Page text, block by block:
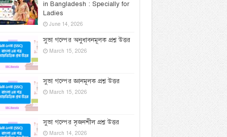
in Bangladesh : Specially for
Ladies
June 14, 2026
সুভা গল্পের অনুধাবনমূলক প্রশ্ন উত্তর
March 15, 2026
সুভা গল্পের জ্ঞানমূলক প্রশ্ন উত্তর
March 15, 2026
সুভা গল্পের সৃজনশীল প্রশ্ন উত্তর
March 14, 2026